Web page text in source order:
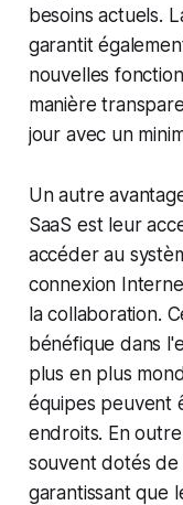
besoins actuels.
garantit
nouvelles
manière
jour avec un
Un autre
SaaS est leur
accéder au
connexion
la collaboration.
bénéfique dans
plus en plus
équipes peuvent
endroits. En
souvent dotés
garantissant que